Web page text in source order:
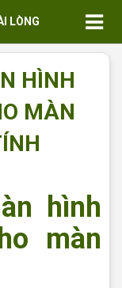
LÒNG
HÌNH
MÀN
hình
màn